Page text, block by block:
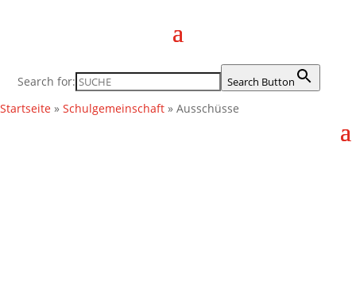
Search for: Search Button
Startseite » Schulgemeinschaft » Ausschüsse